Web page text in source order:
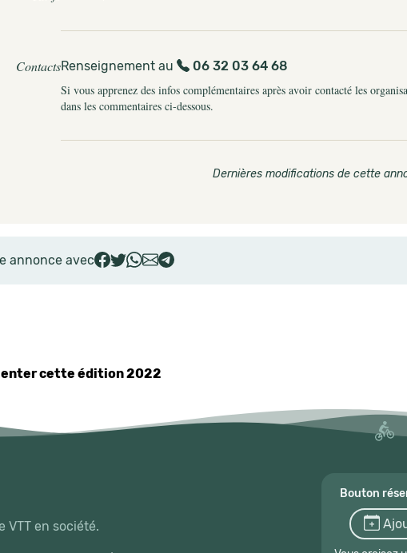
ContactsRenseignement au
06 32 03 64 68
Si vous apprenez des infos complémentaires après avoir contacté les
dans les commentaires ci-dessous.
Dernières modifications de cette
annonce avec
cette édition 2022
en société.
Bouton